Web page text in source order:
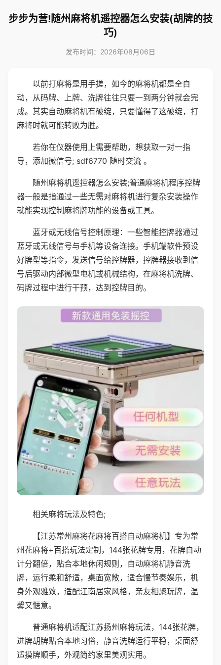
步步为营!随州麻将机遥控器怎么安装(胡牌的技
巧)
发布时间：2026年08月06日
以前打麻将是用手搓，如今的麻将机都是全自
动，从码牌、上牌、洗牌往往只要一到两分钟就会完
成。其实自动麻将机有破绽，只要懂得了这破绽，打
麻将时就可能转败为胜。
若你在仪器使用上需要帮助，想获取一对一指
导，添加微信号; sdf6770 随时交流 。
随州麻将机遥控器怎么安装;普通麻将机程序控牌
器一般是指通过一些无需对麻将机进行复杂安装操作
就能实现控制麻将牌功能的设备或工具。
蓝牙或无线信号控制原理：一些智能控牌器通过
蓝牙或无线信号与手机等设备连接。手机端软件预设
好牌型等指令，发送信号给控牌器，控牌器接收到信
号后驱动内部微型电机或机械结构，在麻将机洗牌、
码牌过程中进行干预，达到控牌目的。
相关麻将玩法及特色;
【江苏常州麻将花麻将百搭自动麻将机】专为常
州花麻将+百搭玩法定制，144张花牌专用，花牌自动
计分翻倍，贴合本地休闲规则，自动麻将机静音洗
牌，运行柔和舒适，桌面宽敞，适合慢节奏娱乐，机
身外观雅致，适配江南居家风格，亲友相聚玩牌，温
馨又惬意。
普通麻将机适配江苏扬州麻将玩法，144张花牌，
进牌胡牌贴合本地习俗，静音洗牌运行平稳，桌面舒
适摸牌顺手，外观简约家里美观实用。